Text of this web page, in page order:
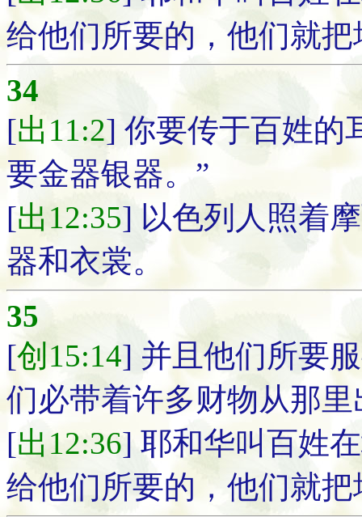
给他们所要的，他们就
34
[出11:2] 你要传于百姓的
要金器银器。”
[出12:35] 以色列人照着
器和衣裳。
35
[创15:14] 并且他们所要
们必带着许多财物从那里
[出12:36] 耶和华叫百姓
给他们所要的，他们就